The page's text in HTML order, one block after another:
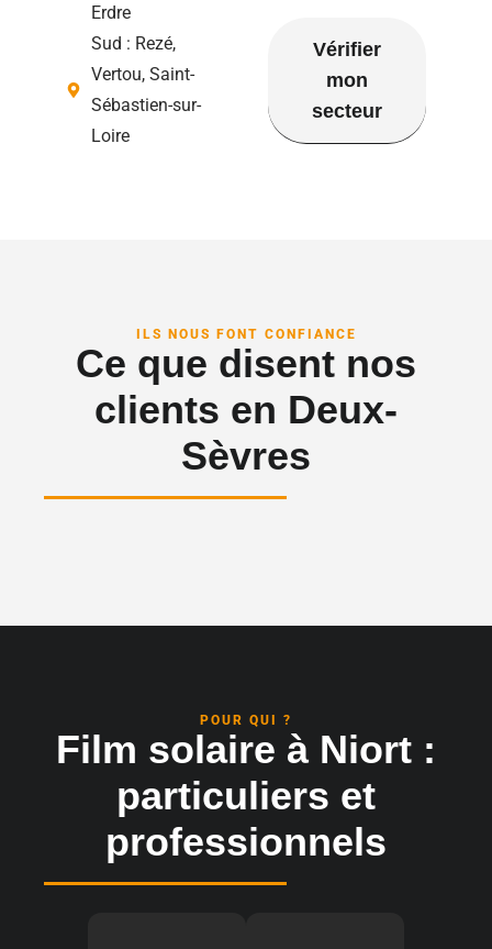
Erdre
Sud : Rezé,
Vertou, Saint-
Sébastien-sur-
Loire
Vérifier
mon
secteur
ILS NOUS FONT CONFIANCE
Ce que disent nos
clients en Deux-
Sèvres
POUR QUI ?
Film solaire à Niort :
particuliers et
professionnels